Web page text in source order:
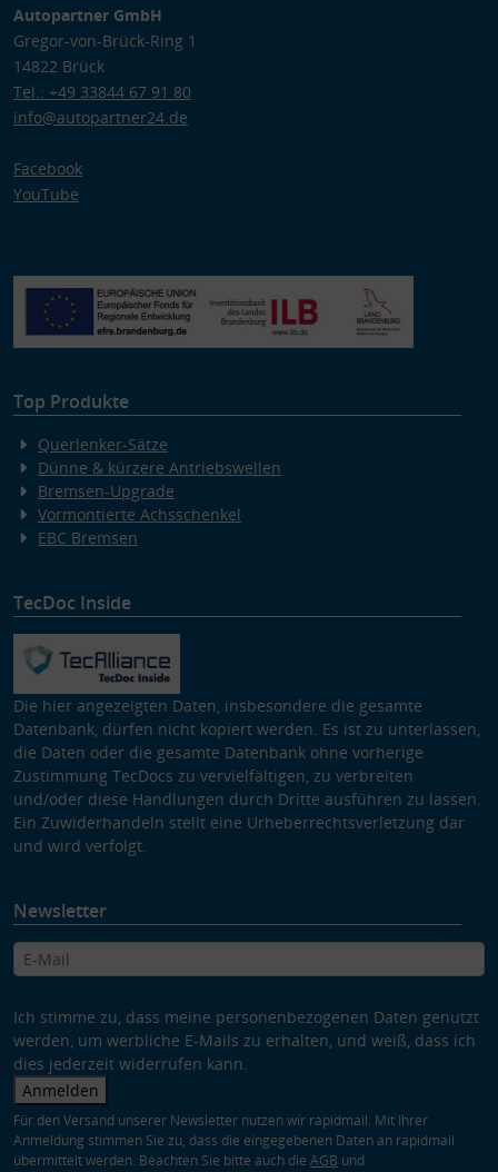
Autopartner GmbH
Gregor-von-Brück-Ring 1
14822 Brück
Tel.: +49 33844 67 91 80
info@autopartner24.de
Facebook
YouTube
Top Produkte
Querlenker-Sätze
Dünne & kürzere Antriebswellen
Bremsen-Upgrade
Vormontierte Achsschenkel
EBC Bremsen
TecDoc Inside
Die hier angezeigten Daten, insbesondere die gesamte
Datenbank, dürfen nicht kopiert werden. Es ist zu unterlassen,
die Daten oder die gesamte Datenbank ohne vorherige
Zustimmung TecDocs zu vervielfältigen, zu verbreiten
und/oder diese Handlungen durch Dritte ausführen zu lassen.
Ein Zuwiderhandeln stellt eine Urheberrechtsverletzung dar
und wird verfolgt.
Newsletter
Ich stimme zu, dass meine personenbezogenen Daten genutzt
werden, um werbliche E-Mails zu erhalten, und weiß, dass ich
dies jederzeit widerrufen kann.
Anmelden
Für den Versand unserer Newsletter nutzen wir rapidmail. Mit Ihrer
Anmeldung stimmen Sie zu, dass die eingegebenen Daten an rapidmail
übermittelt werden. Beachten Sie bitte auch die AGB und